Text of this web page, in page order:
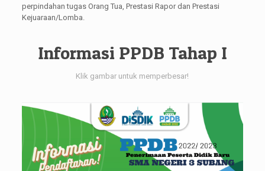
perpindahan tugas Orang Tua, Prestasi Rapor dan Prestasi
Kejuaraan/Lomba.
Informasi PPDB Tahap I
Klik gambar untuk memperbesar!